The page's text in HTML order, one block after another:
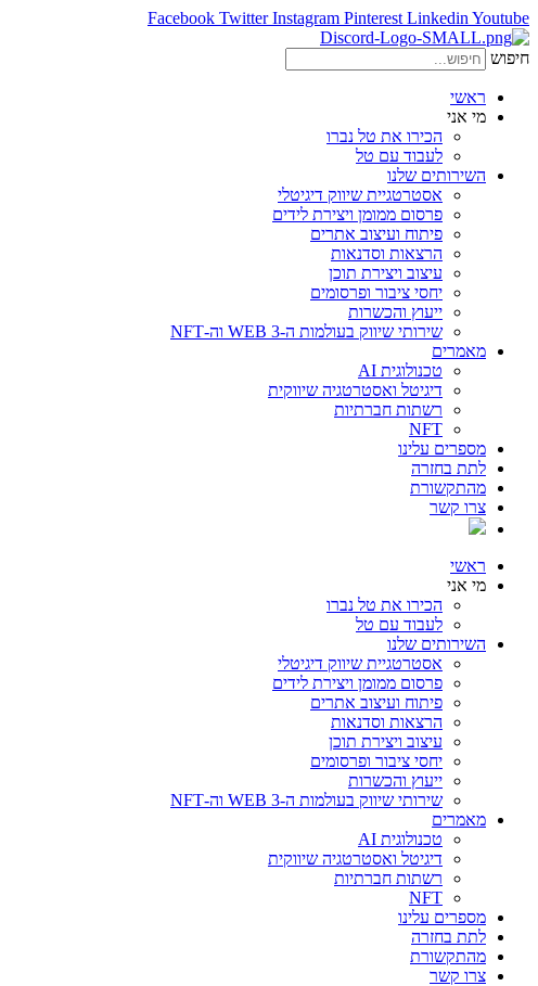
Facebook Twitter Instagram Pinterest Linkedin Youtube
חיפוש
ראשי
מי אני
הכירו את טל נברו
לעבוד עם טל
השירותים שלנו
אסטרטגיית שיווק דיגיטלי
פרסום ממומן ויצירת לידים
פיתוח ועיצוב אתרים
הרצאות וסדנאות
עיצוב ויצירת תוכן
יחסי ציבור ופרסומים
ייעוץ והכשרות
שירותי שיווק בעולמות ה-WEB 3 וה-NFT
מאמרים
טכנולוגית AI
דיגיטל ואסטרטגיה שיווקית
רשתות חברתיות
NFT
מספרים עלינו
לתת בחזרה
מהתקשורת
צרו קשר
ראשי
מי אני
הכירו את טל נברו
לעבוד עם טל
השירותים שלנו
אסטרטגיית שיווק דיגיטלי
פרסום ממומן ויצירת לידים
פיתוח ועיצוב אתרים
הרצאות וסדנאות
עיצוב ויצירת תוכן
יחסי ציבור ופרסומים
ייעוץ והכשרות
שירותי שיווק בעולמות ה-WEB 3 וה-NFT
מאמרים
טכנולוגית AI
דיגיטל ואסטרטגיה שיווקית
רשתות חברתיות
NFT
מספרים עלינו
לתת בחזרה
מהתקשורת
צרו קשר